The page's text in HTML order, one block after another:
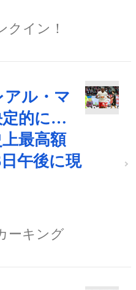
クイン！
ル・マ
定的に…
最高額
午後に現
ーキング